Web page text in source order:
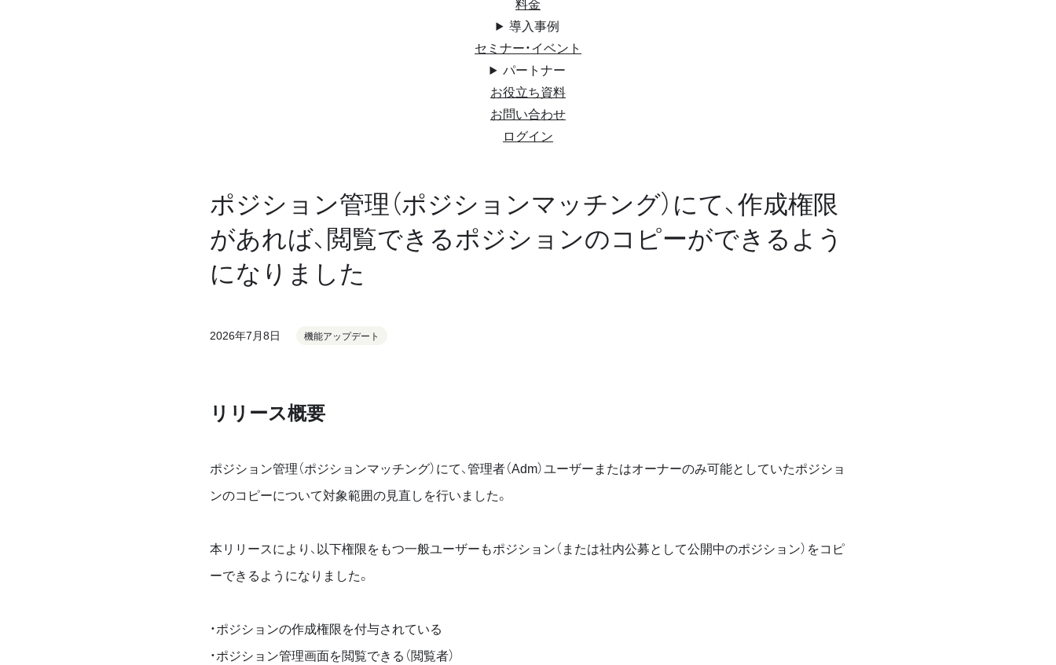
導入事例
セミナー・イベント
パートナー
お役立ち資料
お問い合わせ
ログイン
ポジション管理（ポジションマッチング）にて、作成権限
があれば、閲覧できるポジションのコピーができるよう
になりました
2026年7月8日 機能アップデート
リリース概要
ポジション管理（ポジションマッチング）にて、管理者（Adm）ユーザーまたはオーナーのみ可能としていたポジショ
ンのコピーについて対象範囲の見直しを行いました。
本リリースにより、以下権限をもつ一般ユーザーもポジション（または社内公募として公開中のポジション）をコピ
ーできるようになりました。
・ポジションの作成権限を付与されている
・ポジション管理画面を閲覧できる（閲覧者）